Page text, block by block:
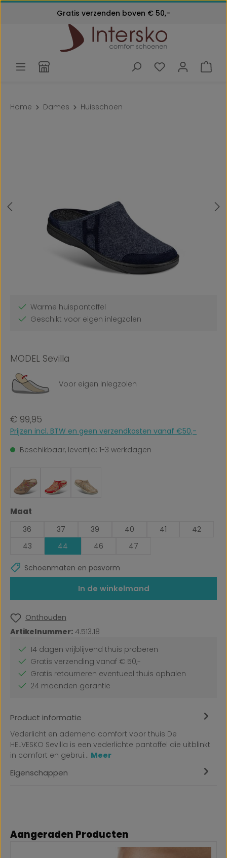
Ga naar de hoofdinhoud
24 maanden garantie
Klantenservice: 072 - 571 79 79
Gratis verzenden boven € 50,-
Home Dames Huisschoen
Warme huispantoffel
Geschikt voor eigen inlegzolen
MODEL Sevilla
Voor eigen inlegzolen
Normale prijs:
€ 99,95
Prijzen incl. BTW en geen verzendkosten vanaf €50,-
Beschikbaar, levertijd: 1-3 werkdagen
Selecteer
Maat
36 37 39 40 41
42
43
44 46 47
Schoenmaten en pasvorm
In de winkelmand
Onthouden
Artikelnummer: 4.513.18
14 dagen vrijblijvend thuis proberen
Gratis verzending vanaf € 50,-
Gratis retourneren eventueel thuis ophalen
24 maanden garantie
Product informatie
Vederlicht en ademend comfort voor thuis De
HELVESKO Sevilla is een vederlichte pantoffel die uitblinkt
in comfort en gebrui… Meer
Eigenschappen
Productgalerij overslaan
Aangeraden Producten